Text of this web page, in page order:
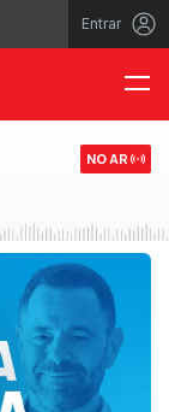
Entrar
NO AR